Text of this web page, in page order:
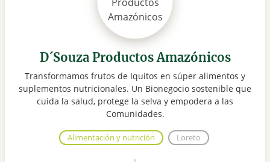
D´Souza Productos Amazónicos
Transformamos frutos de Iquitos en súper alimentos y
suplementos nutricionales. Un Bionegocio sostenible que
cuida la salud, protege la selva y empodera a las
Comunidades.
Alimentación y nutrición Loreto